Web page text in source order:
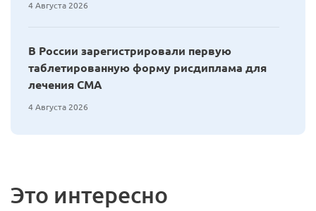
4 Августа 2026
В России зарегистрировали первую
таблетированную форму рисдиплама для
лечения СМА
4 Августа 2026
Это интересно